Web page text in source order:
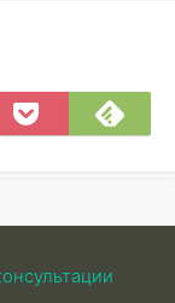
Save
to
on